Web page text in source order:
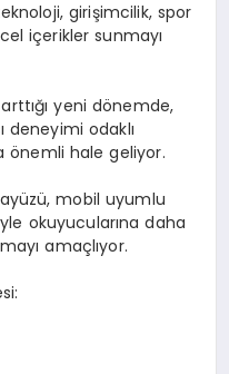
girişimcilik, spor
içerikler sunmayı
yeni dönemde,
deneyimi odaklı
önemli hale geliyor.
mobil uyumlu
okuyucularına daha
amaçlıyor.